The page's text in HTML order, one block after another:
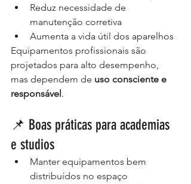
Reduz necessidade de
manutenção corretiva
Aumenta a vida útil dos aparelhos
Equipamentos profissionais são
projetados para alto desempenho,
mas dependem de uso consciente e
responsável .
📌 Boas práticas para academias
e studios
Manter equipamentos bem
distribuídos no espaço